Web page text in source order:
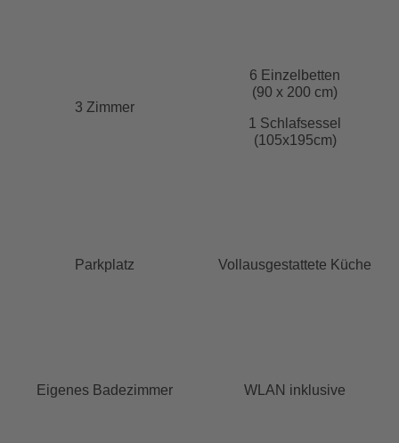
3 Zimmer
6 Einzelbetten
(90 x 200 cm)
1 Schlafsessel
(105x195cm)
Parkplatz Vollausgestattete Küche
Eigenes Badezimmer WLAN inklusive